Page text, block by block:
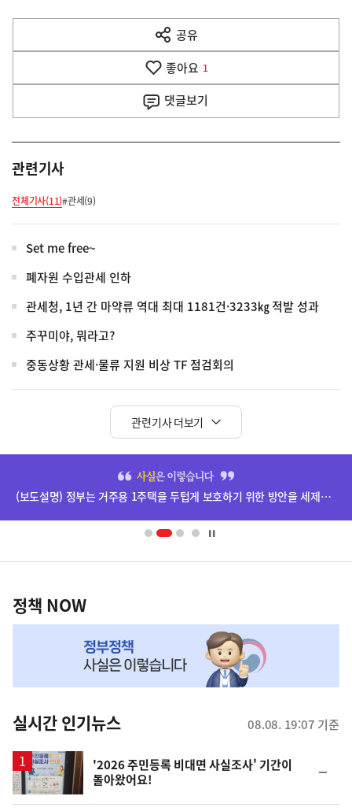
다
음
공유
열
기
좋아요 1
댓글보기
관련기사
전체기사(11)#관세(9)
Set me free~
폐자원 수입관세 인하
관세청, 1년 간 마약류 역대 최대 1181건·3233㎏ 적발 성과
주꾸미야, 뭐라고?
중동상황 관세·물류 지원 비상 TF 점검회의
관련기사 더보기
영
(보도설명) 정부는 거주용 1주택을 두텁게 보호하기 위한 방안을 세제개편안에 담았습니다.
책
NOW,
뉴
스
정책 NOW
실시간 인기뉴스 08.08. 19:07 기준
'2026 주민등록 비대면 사실조사' 기간이
돌아왔어요!